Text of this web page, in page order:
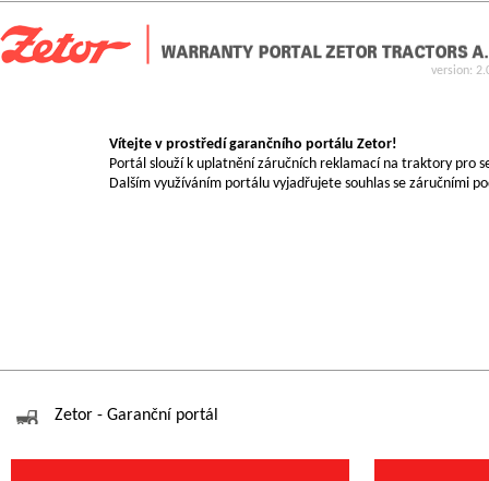
version:
Vítejte v prostředí garančního portálu Zetor!
Portál slouží k uplatnění záručních reklamací na traktory pro
Dalším využíváním portálu vyjadřujete souhlas se záručními
Zetor - Garanční portál